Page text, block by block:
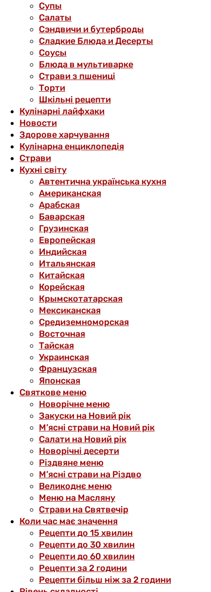
Супы
Салаты
Сэндвичи и бутерброды
Сладкие Блюда и Десерты
Соусы
Блюда в мультиварке
Страви з пшениці
Торти
Шкільні рецепти
Кулінарні лайфхаки
Новости
Здорове харчування
Кулінарна енциклопедія
Страви
Кухні світу
Автентична українська кухня
Американская
Арабская
Баварская
Грузинская
Европейская
Индийская
Итальянская
Китайская
Корейская
Крымскотатарская
Мексиканская
Средиземноморская
Восточная
Тайская
Украинская
Французская
Японская
Святкове меню
Новорічне меню
Закуски на Новий рік
М’ясні страви на Новий рік
Салати на Новий рік
Новорічні десерти
Різдвяне меню
М’ясні страви на Різдво
Великоднє меню
Меню на Масляну
Страви на Святвечір
Коли час має значення
Рецепти до 15 хвилин
Рецепти до 30 хвилин
Рецепти до 60 хвилин
Рецепти за 2 години
Рецепти більш ніж за 2 години